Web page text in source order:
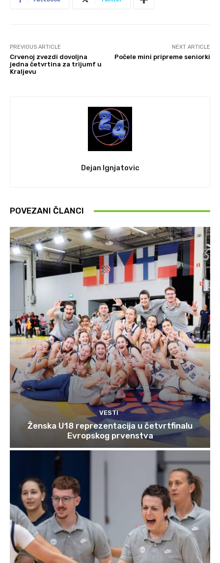
PREVIOUS ARTICLE
Crvenoj zvezdi dovoljna
jedna četvrtina za trijumf u
Kraljevu
NEXT ARTICLE
Počele mini pripreme seniorki
Dejan Ignjatovic
POVEZANI ČLANCI
VESTI
Ženska U18 reprezentacija u četvrtfinalu
Evropskog prvenstva